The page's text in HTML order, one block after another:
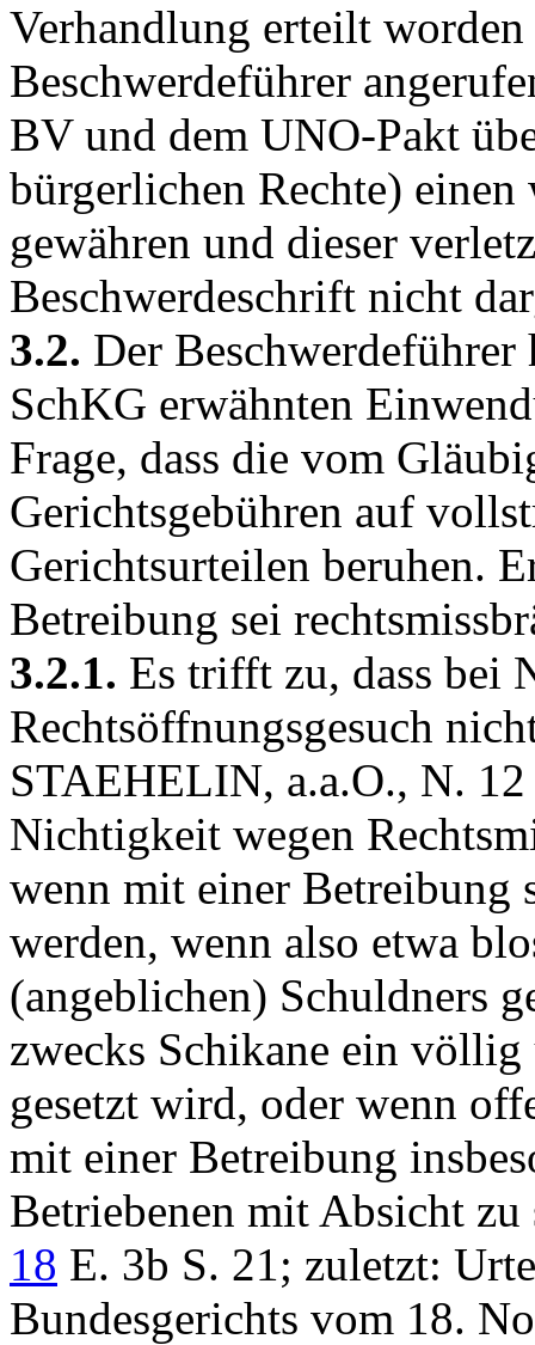
Verhandlung erteilt
Beschwerdeführer
BV und dem UNO-Pakt
bürgerlichen Rechte)
gewähren und dieser
Beschwerdeschrift nicht
3.2. Der
SchKG erwähnten
Frage, dass die vom
Gerichtsgebühren auf
Gerichtsurteilen beruhen.
Betreibung sei
3.2.1. Es trifft zu, dass bei
Rechtsöffnungsgesuch
STAEHELIN, a.a.O., N.
Nichtigkeit wegen
wenn mit einer Betreibung
werden, wenn also etwa
(angeblichen) Schuldners
zwecks Schikane ein
gesetzt wird, oder wenn
mit einer Betreibung
Betriebenen mit Absicht
18 E. 3b S. 21; zuletzt:
Bundesgerichts vom 18.